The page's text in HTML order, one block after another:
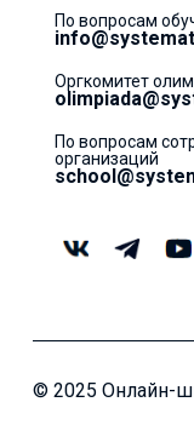
По вопросам
Оргкомитет
По вопросам
организаций
© 2025 Онлайн-